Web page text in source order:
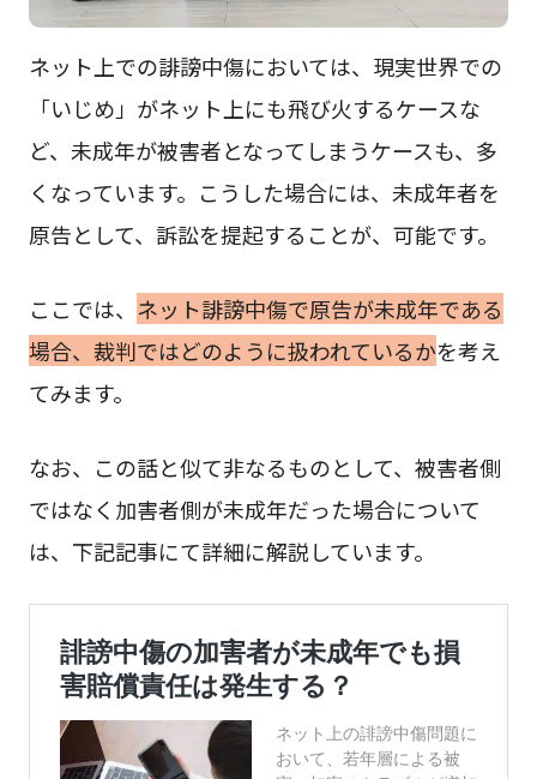
ネット上での誹謗中傷においては、現実世界での
「いじめ」がネット上にも飛び火するケースな
ど、未成年が被害者となってしまうケースも、多
くなっています。こうした場合には、未成年者を
原告として、訴訟を提起することが、可能です。
ここでは、 ネット誹謗中傷で原告が未成年である
場合、裁判ではどのように扱われているかを考え
てみます。
なお、この話と似て非なるものとして、被害者側
ではなく加害者側が未成年だった場合について
は、下記記事にて詳細に解説しています。